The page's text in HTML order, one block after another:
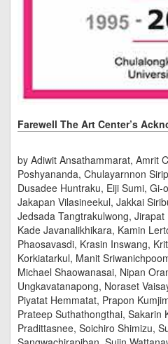
Farewell The Art Center’s
by Adiwit Ansathammarat, Amrit
Poshyananda, Chulayarnnon
Dusadee Huntraku, Eiji Sumi,
Jakapan Vilasineekul, Jakkai
Jedsada Tangtrakulwong,
Kade Javanalikhikara, Kamin
Phaosavasdi, Krasin Inswang,
Korkiatarkul, Manit
Michael Shaowanasai, Nipan
Ungkavatanapong, Noraset
Piyatat Hemmatat, Prapon
Prateep Suthathongthai, Sakarin
Pradittasnee, Soichiro Shimizu,